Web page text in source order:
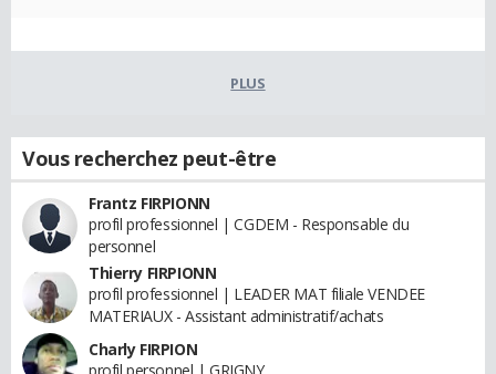
PLUS
Vous recherchez peut-être
Frantz FIRPIONN
profil professionnel | CGDEM - Responsable du
personnel
Thierry FIRPIONN
profil professionnel | LEADER MAT filiale VENDEE
MATERIAUX - Assistant administratif/achats
Charly FIRPION